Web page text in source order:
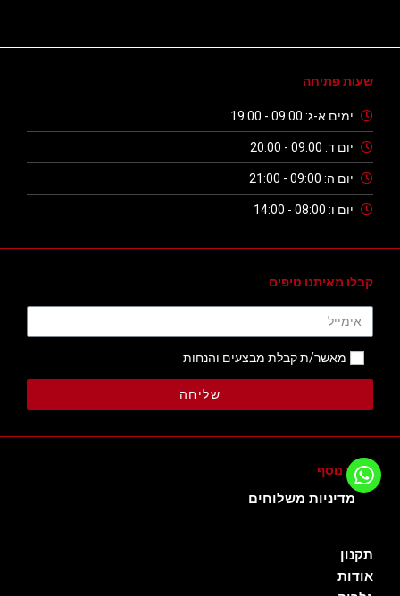
שעות פתיחה
ימים א-ג: 09:00 - 19:00
יום ד: 09:00 - 20:00
יום ה: 09:00 - 21:00
יום ו: 08:00 - 14:00
קבלו מאיתנו טיפים
מאשר/ת קבלת מבצעים והנחות
שליחה
מידע נוסף
מדיניות משלוחים
תקנון
אודות